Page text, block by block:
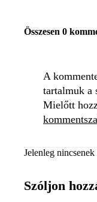
Összesen 0
A
tartalmuk a
Mielőtt
Jelenleg
Szóljon